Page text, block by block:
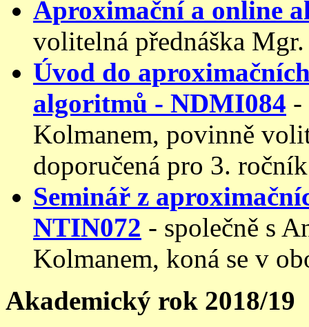
Aproximační a online
volitelná přednáška
Úvod do
algoritmů - NDMI084 -
Kolmanem, povinně
doporučená pro 3. ročník
Seminář z
NTIN072 - společně s
Kolmanem, koná se v
Akademický rok 2018/19